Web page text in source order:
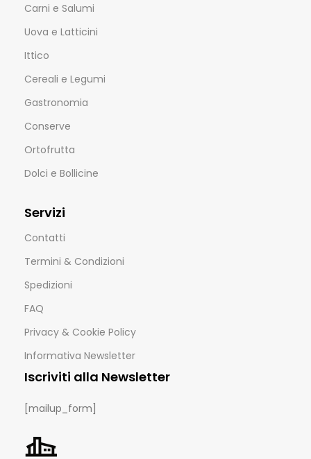
Carni e Salumi
Uova e Latticini
Ittico
Cereali e Legumi
Gastronomia
Conserve
Ortofrutta
Dolci e Bollicine
Servizi
Contatti
Termini & Condizioni
Spedizioni
FAQ
Privacy & Cookie Policy
Informativa Newsletter
Iscriviti alla Newsletter
[mailup_form]